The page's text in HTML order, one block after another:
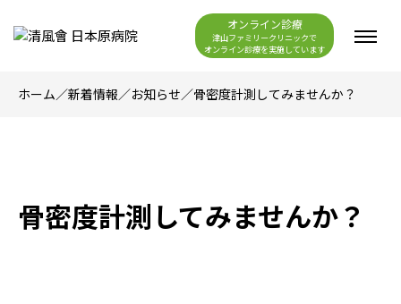
オンライン診療
津山ファミリークリニックで
オンライン診療を実施しています
ホーム／新着情報／お知らせ／骨密度計測してみませんか？
骨密度計測してみませんか？